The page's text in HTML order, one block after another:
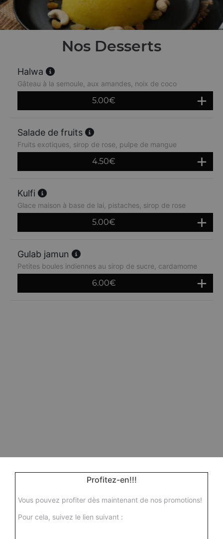
Nos Desserts
Halwa
Gâteau à la semoule, aux amandes, noix de coco
5.00€
Salade de fruits
Fruits exotiques, sirop de rose, pulpe de mangue
4.50€
Kulfi
Glace maison à base de lai, pistaches, sirop de rose
5.00€
Gulab jamun
Petites boules indiennes au sirop de sucre, cardamome
6.00€
Profitez-en!!!
Vous pouvez profiter dès maintenant de nos promotions!
Pour cela, suivez le lien suivant :